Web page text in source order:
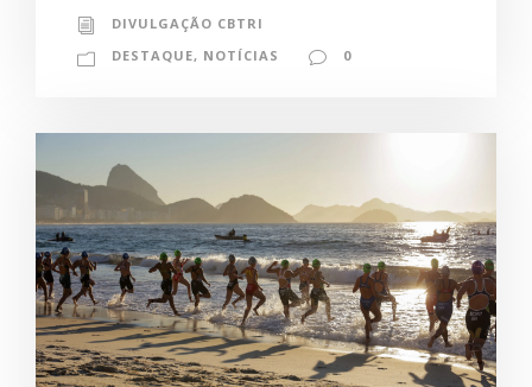
DIVULGAÇÃO CBTRI
DESTAQUE, NOTÍCIAS 0